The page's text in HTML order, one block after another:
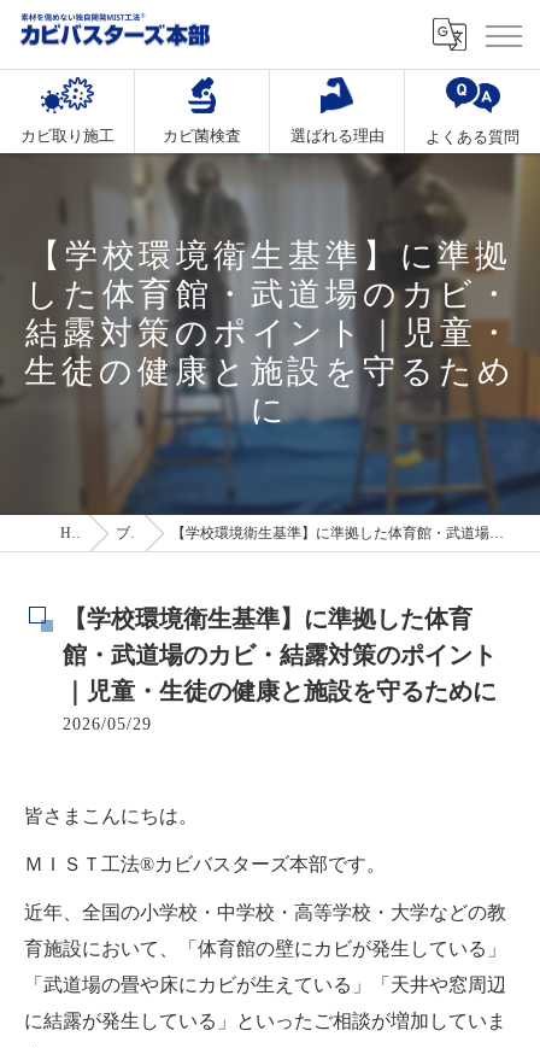
カビ取り施工 カビ菌検査 選ばれる理由 よくある質問
【学校環境衛生基準】に準拠
した体育館・武道場のカビ・
結露対策のポイント｜児童・
生徒の健康と施設を守るため
に
HOME ブログ 【学校環境衛生基準】に準拠した体育館・武道場のカビ・結露対策のポイント｜児童・生徒の健康と施設を守るために
【学校環境衛生基準】に準拠した体育
館・武道場のカビ・結露対策のポイント
｜児童・生徒の健康と施設を守るために
2026/05/29
皆さまこんにちは。
ＭＩＳＴ工法®カビバスターズ本部です。
近年、全国の小学校・中学校・高等学校・大学などの教
育施設において、「体育館の壁にカビが発生している」
「武道場の畳や床にカビが生えている」「天井や窓周辺
に結露が発生している」といったご相談が増加していま